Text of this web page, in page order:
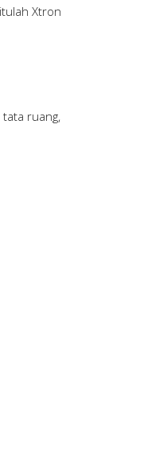
Xtron
ruang,